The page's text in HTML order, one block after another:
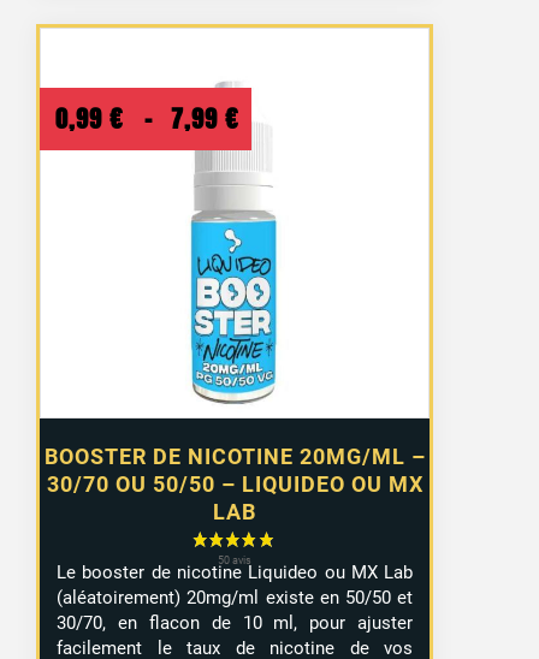
BOOSTER DE NICOTINE 20MG/ML –
30/70 OU 50/50 – LIQUIDEO OU MX
LAB
0,99 € – 7,99 € Plage
de
prix :
0,99 €
à
7,99 €
Le booster de nicotine Liquideo ou MX Lab
(aléatoirement) 20mg/ml existe en 50/50 et
30/70, en flacon de 10 ml, pour ajuster
facilement le taux de nicotine de vos